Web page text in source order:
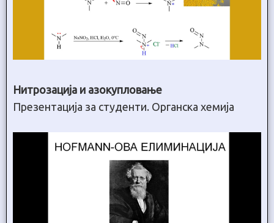
Нитрозација и азокупловање
Презентација за студенти. Органска хемија